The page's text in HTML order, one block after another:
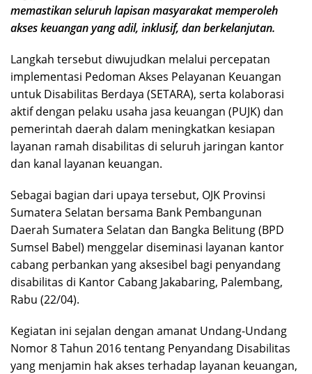
memastikan seluruh lapisan masyarakat memperoleh
akses keuangan yang adil, inklusif, dan berkelanjutan.
Langkah tersebut diwujudkan melalui percepatan
implementasi Pedoman Akses Pelayanan Keuangan
untuk Disabilitas Berdaya (SETARA), serta kolaborasi
aktif dengan pelaku usaha jasa keuangan (PUJK) dan
pemerintah daerah dalam meningkatkan kesiapan
layanan ramah disabilitas di seluruh jaringan kantor
dan kanal layanan keuangan.
Sebagai bagian dari upaya tersebut, OJK Provinsi
Sumatera Selatan bersama Bank Pembangunan
Daerah Sumatera Selatan dan Bangka Belitung (BPD
Sumsel Babel) menggelar diseminasi layanan kantor
cabang perbankan yang aksesibel bagi penyandang
disabilitas di Kantor Cabang Jakabaring, Palembang,
Rabu (22/04).
Kegiatan ini sejalan dengan amanat Undang-Undang
Nomor 8 Tahun 2016 tentang Penyandang Disabilitas
yang menjamin hak akses terhadap layanan keuangan,